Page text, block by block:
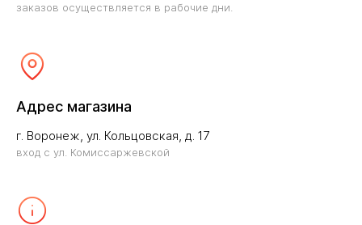
заказов осуществляется в рабочие дни.
Адрес магазина
г. Воронеж, ул. Кольцовская, д. 17
вход с ул. Комиссаржевской